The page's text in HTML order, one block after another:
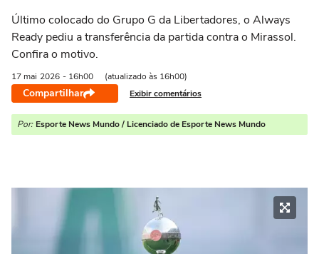
Último colocado do Grupo G da Libertadores, o Always
Ready pediu a transferência da partida contra o Mirassol.
Confira o motivo.
17 mai 2026 - 16h00 (atualizado às 16h00)
Compartilhar Exibir comentários
Por: Esporte News Mundo / Licenciado de Esporte News Mundo